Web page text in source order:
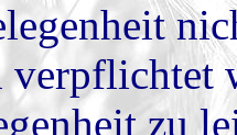
verpflichtet
zu